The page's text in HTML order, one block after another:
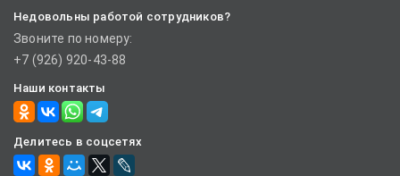
Недовольны работой сотрудников?
Звоните по номеру:
+7 (926) 920-43-88
Наши контакты
Делитесь в соцсетях